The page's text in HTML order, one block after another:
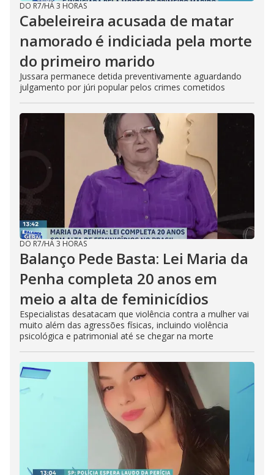
DO R7/HÁ 3 HORAS
Cabeleireira acusada de matar
namorado é indiciada pela morte
do primeiro marido
Jussara permanece detida preventivamente aguardando
julgamento por júri popular pelos crimes cometidos
DO R7/HÁ 3 HORAS
Balanço Pede Basta: Lei Maria da
Penha completa 20 anos em
meio a alta de feminicídios
Especialistas desatacam que violência contra a mulher vai
muito além das agressões físicas, incluindo violência
psicológica e patrimonial até se chegar na morte